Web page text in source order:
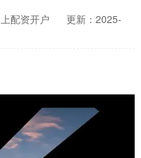
配资开户
更新：2025-